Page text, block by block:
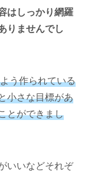
はしっかり網羅
りませんでし
う作られている
小さな目標があ
とができまし
いいなどそれぞ